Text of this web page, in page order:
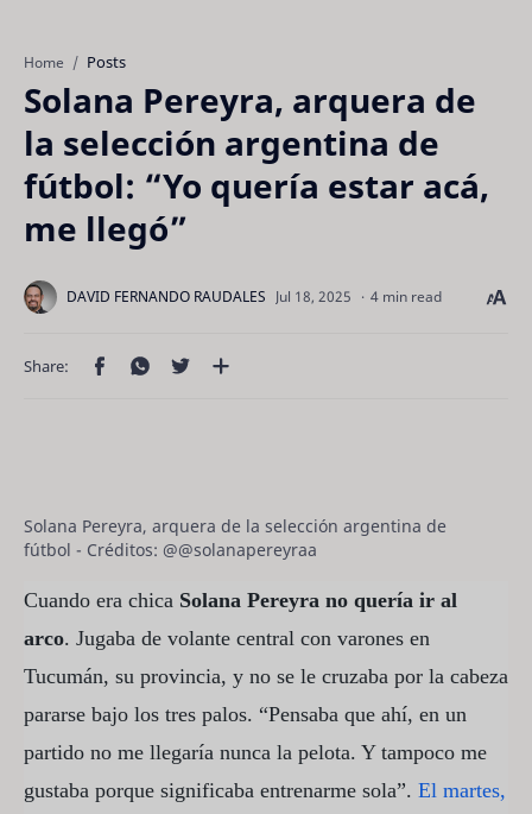
Home Posts
Solana Pereyra, arquera de
la selección argentina de
fútbol: “Yo quería estar acá,
me llegó”
4 min read
Solana Pereyra, arquera de la selección argentina de
fútbol - Créditos: @@solanapereyraa
Cuando era chica Solana Pereyra no quería ir al
arco. Jugaba de volante central con varones en
Tucumán, su provincia, y no se le cruzaba por la cabeza
pararse bajo los tres palos. “Pensaba que ahí, en un
partido no me llegaría nunca la pelota. Y tampoco me
gustaba porque significaba entrenarme sola”. El martes,